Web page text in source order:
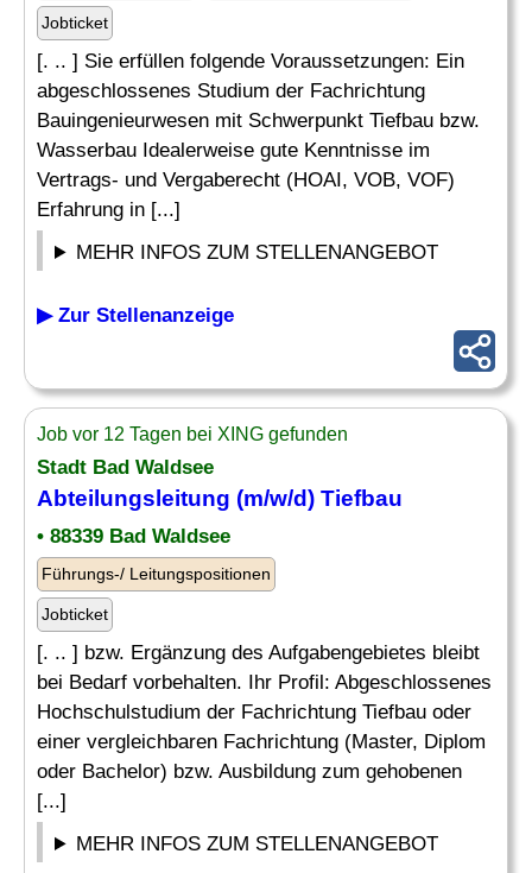
Jobticket
[. .. ] Sie erfüllen folgende Voraussetzungen: Ein
abgeschlossenes Studium der Fachrichtung
Bauingenieurwesen mit Schwerpunkt Tiefbau bzw.
Wasserbau Idealerweise gute Kenntnisse im
Vertrags- und Vergaberecht (HOAI, VOB, VOF)
Erfahrung in [...]
MEHR INFOS ZUM STELLENANGEBOT
▶ Zur Stellenanzeige
Job vor 12 Tagen bei XING gefunden
Stadt Bad Waldsee
Abteilungsleitung (m/w/d) Tiefbau
• 88339 Bad Waldsee
Führungs-/ Leitungspositionen
Jobticket
[. .. ] bzw. Ergänzung des Aufgabengebietes bleibt
bei Bedarf vorbehalten. Ihr Profil: Abgeschlossenes
Hochschulstudium der Fachrichtung Tiefbau oder
einer vergleichbaren Fachrichtung (Master, Diplom
oder Bachelor) bzw. Ausbildung zum gehobenen
[...]
MEHR INFOS ZUM STELLENANGEBOT